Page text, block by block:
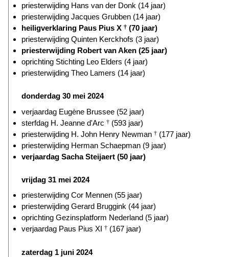
priesterwijding Hans van der Donk (14 jaar)
priesterwijding Jacques Grubben (14 jaar)
heiligverklaring Paus Pius X † (70 jaar)
priesterwijding Quinten Kerckhofs (3 jaar)
priesterwijding Robert van Aken (25 jaar)
oprichting Stichting Leo Elders (4 jaar)
priesterwijding Theo Lamers (14 jaar)
donderdag 30 mei 2024
verjaardag Eugène Brussee (52 jaar)
sterfdag H. Jeanne d'Arc † (593 jaar)
priesterwijding H. John Henry Newman † (177 jaar)
priesterwijding Herman Schaepman (9 jaar)
verjaardag Sacha Steijaert (50 jaar)
vrijdag 31 mei 2024
priesterwijding Cor Mennen (55 jaar)
priesterwijding Gerard Bruggink (44 jaar)
oprichting Gezinsplatform Nederland (5 jaar)
verjaardag Paus Pius XI † (167 jaar)
zaterdag 1 juni 2024